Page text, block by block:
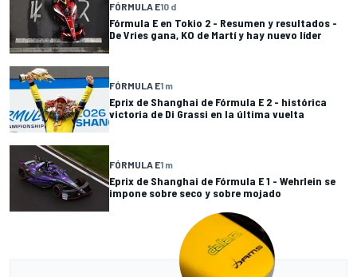
FÓRMULA E10 d
Fórmula E en Tokio 2 - Resumen y resultados -
De Vries gana, KO de Martí y hay nuevo líder
FÓRMULA E1 m
Eprix de Shanghai de Fórmula E 2 - histórica
victoria de Di Grassi en la última vuelta
FÓRMULA E1 m
Eprix de Shanghai de Fórmula E 1 - Wehrlein se
impone sobre seco y sobre mojado